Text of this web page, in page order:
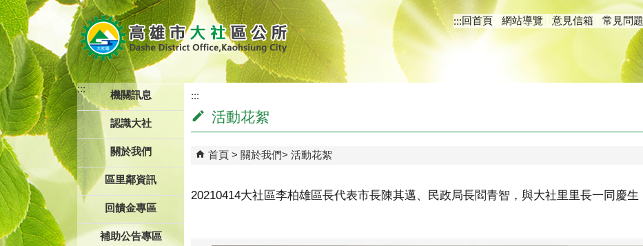
跳到主要內容區塊
:::回首頁 網站導覽 意見信箱 常見問題
:::
機關訊息
認識大社
關於我們
區里鄰資訊
回饋金專區
補助公告專區
:::
活動花絮
首頁 關於我們 活動花絮
20210414大社區李柏雄區長代表市長陳其邁、民政局長閻青智，與大社里里長一同慶生